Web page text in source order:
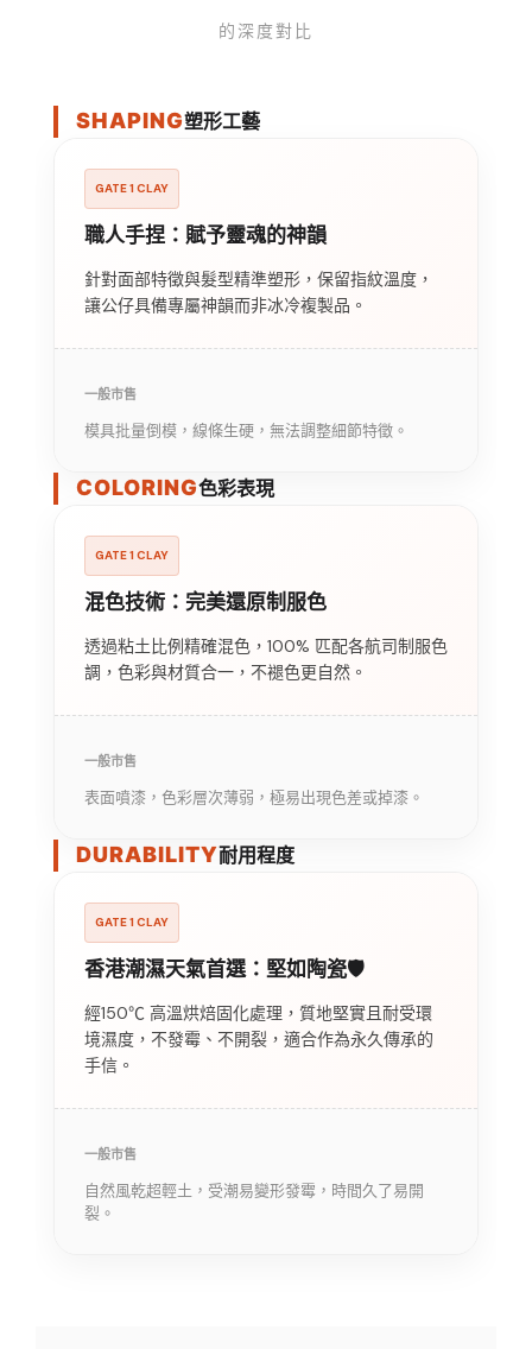
的深度對比
SHAPING塑形工藝
GATE 1 CLAY
職人手捏：賦予靈魂的神韻
針對面部特徵與髮型精準塑形，保留指紋溫度，
讓公仔具備專屬神韻而非冰冷複製品。
一般市售
模具批量倒模，線條生硬，無法調整細節特徵。
COLORING色彩表現
GATE 1 CLAY
混色技術：完美還原制服色
透過粘土比例精確混色，100% 匹配各航司制服色
調，色彩與材質合一，不褪色更自然。
一般市售
表面噴漆，色彩層次薄弱，極易出現色差或掉漆。
DURABILITY耐用程度
GATE 1 CLAY
香港潮濕天氣首選：堅如陶瓷🛡 ️
經150℃ 高溫烘焙固化處理，質地堅實且耐受環
境濕度，不發霉、不開裂，適合作為永久傳承的
手信。
一般市售
自然風乾超輕土，受潮易變形發霉，時間久了易開
裂。